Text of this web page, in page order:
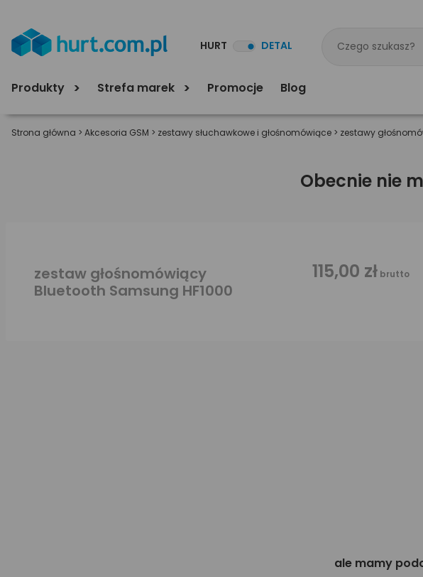
HURT DETAL
Produkty Strefa marek Promocje Blog
Strona główna > Akcesoria GSM > zestawy słuchawkowe i głośnomówiące > zestawy
Obecnie nie
zestaw głośnomówiący
Bluetooth Samsung HF1000
115,00 zł brutto
ale mamy